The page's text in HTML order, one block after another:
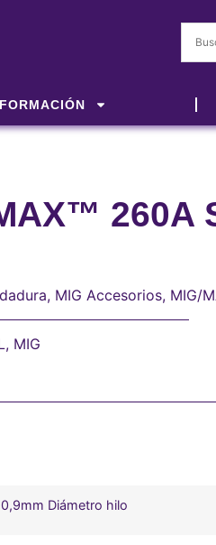
260A
, MIG Accesorios, MIG/
, MIG
Diámetro hilo